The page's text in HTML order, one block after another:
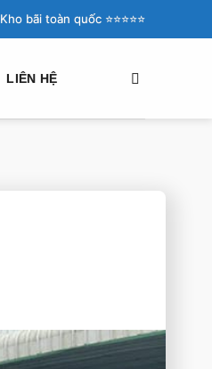
Kho bãi toàn quốc ⭐️⭐️⭐️⭐️⭐️
LIÊN HỆ